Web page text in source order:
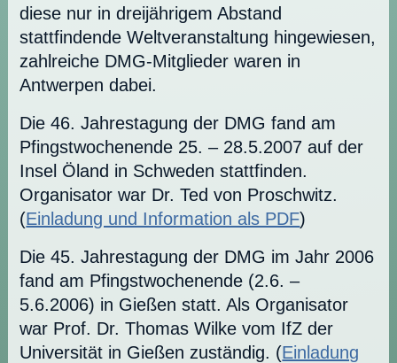
diese nur in dreijährigem Abstand
stattfindende Weltveranstaltung hingewiesen,
zahlreiche DMG-Mitglieder waren in
Antwerpen dabei.
Die 46. Jahrestagung der DMG fand am
Pfingstwochenende 25. – 28.5.2007 auf der
Insel Öland in Schweden stattfinden.
Organisator war Dr. Ted von Proschwitz.
(Einladung und Information als PDF)
Die 45. Jahrestagung der DMG im Jahr 2006
fand am Pfingstwochenende (2.6. –
5.6.2006) in Gießen statt. Als Organisator
war Prof. Dr. Thomas Wilke vom IfZ der
Universität in Gießen zuständig. (Einladung